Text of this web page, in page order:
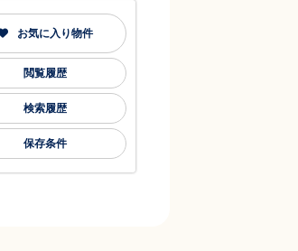
お気に入り物件
閲覧履歴
検索履歴
保存条件